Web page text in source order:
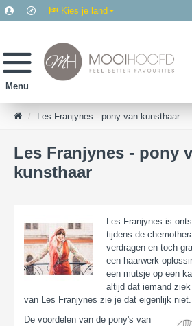
Kies je land
Les Franjynes - pony van kunsthaar
Les Franjynes - pony
kunsthaar
Les Franjynes is
tijdens de
verdragen en toch
een haarwerk
een mutsje op een
altijd dat iemand
van Les Franjynes zie je dat eigenlijk niet.
De voordelen van de pony's van